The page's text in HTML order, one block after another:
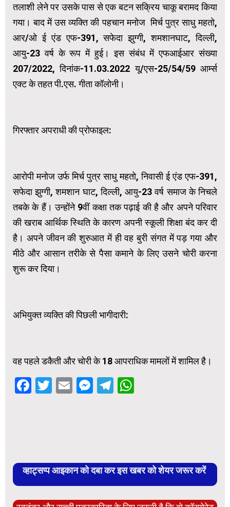
तलाशी लेने पर उसके पास से एक बटन सक्रिय चाकू बरामद किया
गया। बाद में उस व्यक्ति की पहचान मनोज मिर्च पुत्र साधु महतो,
आर/ओ ई एंड एफ-391, सफेदा झुग्गी, शमशानघाट, दिल्ली,
आयु-23 वर्ष के रूप में हुई। इस संबंध में एफआईआर संख्या
207/2022, दिनांक-11.03.2022 यू/एस-25/54/59 आर्म्स
एक्ट के तहत पी.एस. गीता कॉलोनी।
गिरफ्तार अपराधी की प्रोफाइल:
आरोपी मनोज उर्फ ​​मिर्च पुत्र साधु महतो, निवासी ई एंड एफ-391,
सफेदा झुग्गी, शमशान घाट, दिल्ली, आयु-23 वर्ष समाज के निचले
तबके के हैं। उन्होंने 9वीं कक्षा तक पढ़ाई की है और अपने परिवार
की खराब आर्थिक स्थिति के कारण अपनी स्कूली शिक्षा बंद कर दी
है। अपने जीवन की शुरुआत में ही वह बुरी संगत में पड़ गया और
मीठे और आसान तरीके से पैसा कमाने के लिए उसने चोरी करना
शुरू कर दिया।
अभियुक्त व्यक्ति की पिछली भागीदारी:
वह पहले डकैती और चोरी के 18 आपराधिक मामलों में शामिल है।
Facebook
Twitter
EmailMessenger
Telegram
व्हाट्सप्प आइकान को दबा कर इस खबर को शेयर जरूर करें